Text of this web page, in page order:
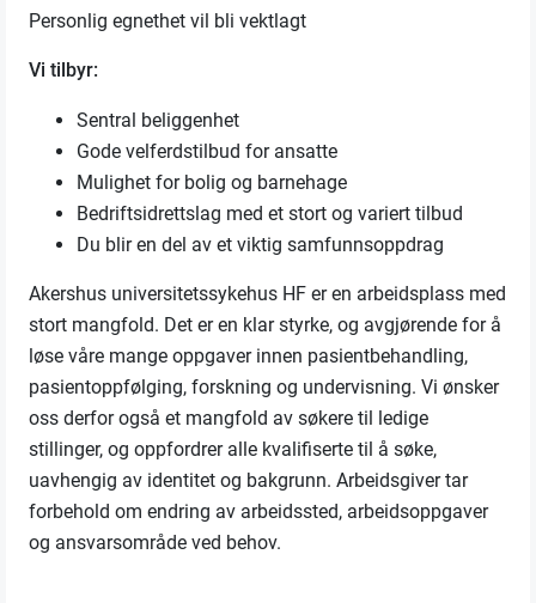
Personlig egnethet vil bli vektlagt
Vi tilbyr:
Sentral beliggenhet
Gode velferdstilbud for ansatte
Mulighet for bolig og barnehage
Bedriftsidrettslag med et stort og variert tilbud
Du blir en del av et viktig samfunnsoppdrag
Akershus universitetssykehus HF er en arbeidsplass med
stort mangfold. Det er en klar styrke, og avgjørende for å
løse våre mange oppgaver innen pasientbehandling,
pasientoppfølging, forskning og undervisning. Vi ønsker
oss derfor også et mangfold av søkere til ledige
stillinger, og oppfordrer alle kvalifiserte til å søke,
uavhengig av identitet og bakgrunn. Arbeidsgiver tar
forbehold om endring av arbeidssted, arbeidsoppgaver
og ansvarsområde ved behov.